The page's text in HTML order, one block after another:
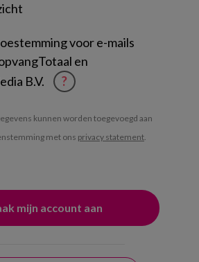
voor e-mails
en
B.V.
?
kunnen worden toegevoegd aan
met ons privacy statement.